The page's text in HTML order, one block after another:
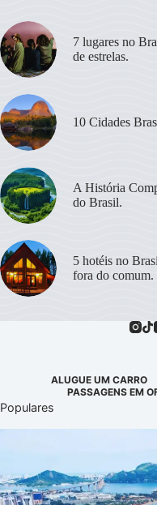
7 lugares no
de estrelas.
10 Cidades
A História
do Brasil.
5 hotéis no
fora do comum.
ALUGUE UM CARRO
PASSAGENS EM
Populares